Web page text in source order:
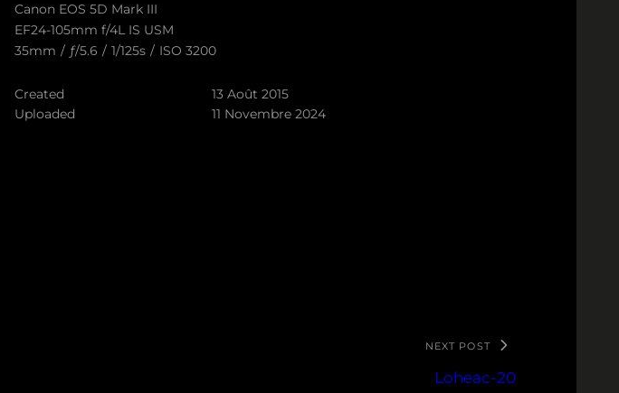
Canon EOS 5D Mark III
EF24-105mm f/4L IS USM
35mm / ƒ/5.6 / 1/125s / ISO 3200
Created
13 Août 2015
Uploaded
11 Novembre 2024
NEXT POST
Loheac-20